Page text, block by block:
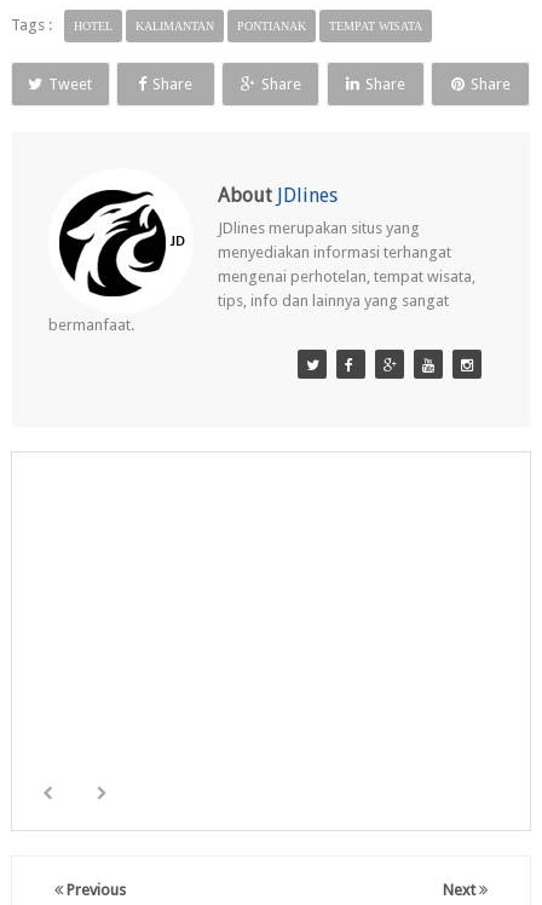
Tags : HOTEL KALIMANTAN PONTIANAK TEMPAT WISATA
Tweet Share Share Share Share
About JDlines
JDlines merupakan situs yang
menyediakan informasi terhangat
mengenai perhotelan, tempat wisata,
tips, info dan lainnya yang sangat
bermanfaat.
Next
Previous